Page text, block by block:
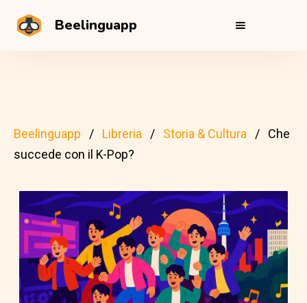
Beelinguapp
Beelinguapp Libreria Storia & Cultura
Che
succede con il K-Pop?